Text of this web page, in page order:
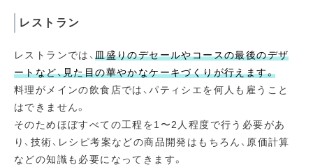
レストラン
レストランでは、皿盛りのデセールやコースの最後のデザ
ートなど、見た目の華やかなケーキづくりが行えます。
料理がメインの飲食店では、パティシエを何人も雇うこと
はできません。
そのためほぼすべての工程を1〜2人程度で行う必要があ
り、技術、レシピ考案などの商品開発はもちろん、原価計算
などの知識も必要になってきます。